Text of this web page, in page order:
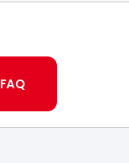
FAQ